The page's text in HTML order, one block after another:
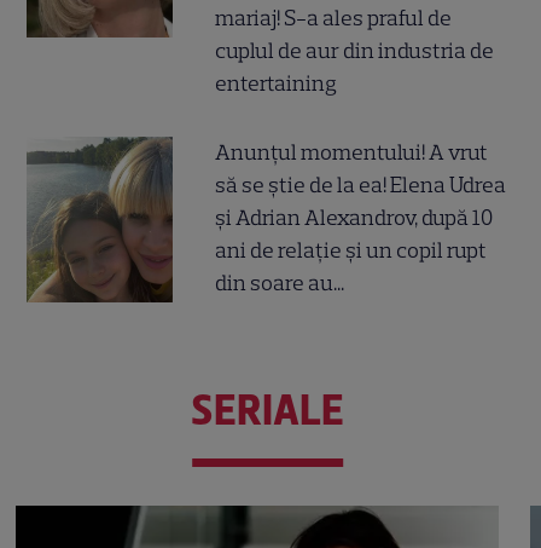
mariaj! S-a ales praful de
cuplul de aur din industria de
entertaining
Anunțul momentului! A vrut
să se știe de la ea! Elena Udrea
și Adrian Alexandrov, după 10
ani de relație și un copil rupt
din soare au...
SERIALE